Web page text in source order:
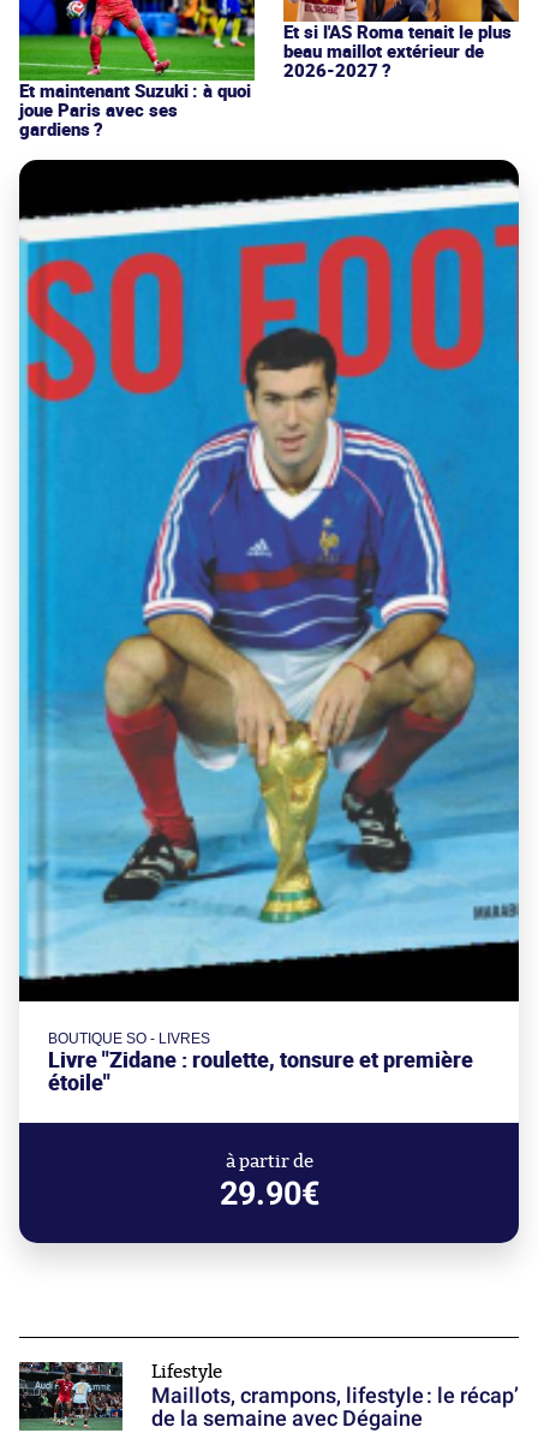
Et maintenant Suzuki : à quoi
joue Paris avec ses
gardiens ?
Et si l'AS Roma tenait le plus
beau maillot extérieur de
2026-2027 ?
BOUTIQUE SO - LIVRES
Livre "Zidane : roulette, tonsure et première
étoile"
à partir de
29.90€
Lifestyle
Maillots, crampons, lifestyle : le récap’
de la semaine avec Dégaine